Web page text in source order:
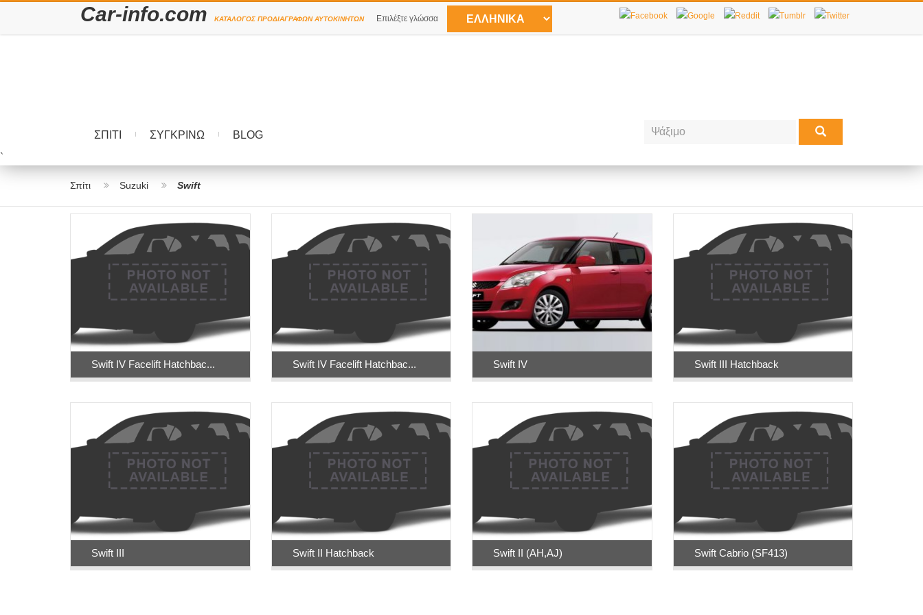
Car-info.com ΚΑΤΆΛΟΓΟΣ ΠΡΟΔΙΑΓΡΑΦΏΝ ΑΥΤΟΚΙΝΉΤΩΝ Επιλέξτε γλώσσα
ΣΠΊΤΙ ΣΥΓΚΡΊΝΩ
BLOG
`
Σπίτι Suzuki Swift
Swift IV Facelift Hatchbac... Swift IV Facelift Hatchbac... Swift IV Swift III Hatchback
Swift III Swift II Hatchback Swift II (AH,AJ) Swift Cabrio (SF413)